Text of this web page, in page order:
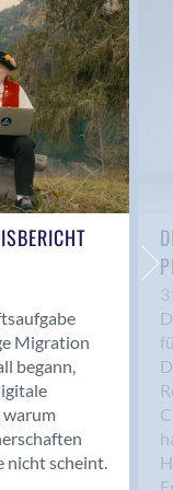
Migration
begann,
warum
nicht scheint.